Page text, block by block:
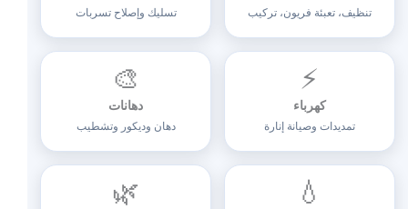
تنظيف، تعبئة فريون، تركيب تسليك وإصلاح تسربات
⚡
كهرباء
تمديدات وصيانة إنارة
🎨
دهانات
دهان وديكور وتشطيب
💧
🌿